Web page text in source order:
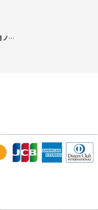
WXDi-CP01-009 LC 【センター】月ノ美兎 レベル０